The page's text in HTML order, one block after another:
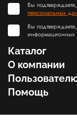
Вы
персональных
Вы
Каталог
О компании
Помощь